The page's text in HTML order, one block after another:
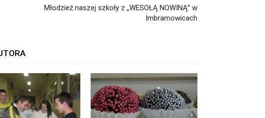
Młodzież naszej szkoły z „WESOŁĄ NOWINĄ” w
Imbramowicach